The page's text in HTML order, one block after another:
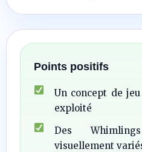
Points positifs
Un concept de
exploité
Des
visuellement